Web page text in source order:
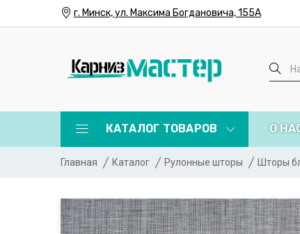
г. Минск, ул. Максима Богдановича, 155А
КАТАЛОГ ТОВАРОВ О
Главная Каталог Рулонные шторы Шторы